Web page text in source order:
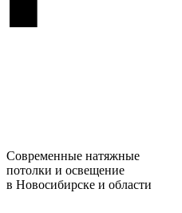
Современные натяжные
потолки и освещение
в Новосибирске и области